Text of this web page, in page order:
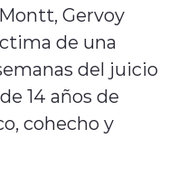
Gervoy
de una
del juicio
14 años de
cohecho y